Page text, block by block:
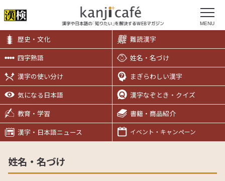
MENU
歴史・文化 難読漢字
四字熟語 姓名・名づけ
漢字の使い分け まぎらわしい漢字
気になる日本語 漢字なぞとき・クイズ
教育・学習 書籍・商品紹介
漢字・日本語ニュース イベント・キャンペーン
姓名・名づけ